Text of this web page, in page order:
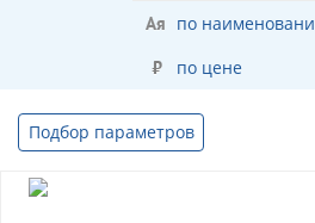
по
по цене
Подбор параметров